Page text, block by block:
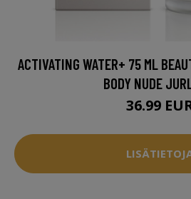
ACTIVATING WATER+ 75 ML
BODY NUDE
36.99